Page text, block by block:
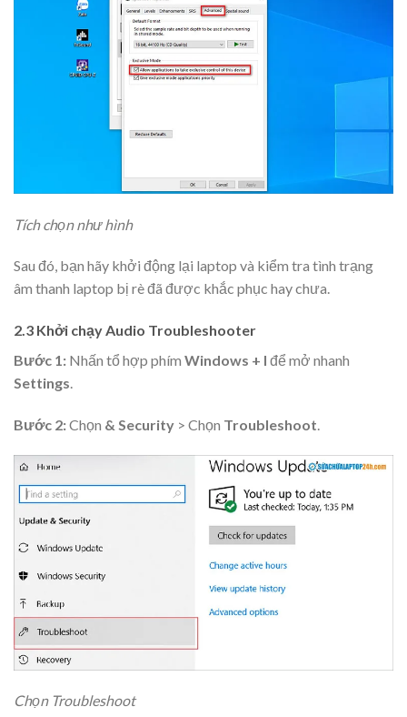
Tích chọn như hình
Sau đó, bạn hãy khởi động lại laptop và kiểm tra tình trạng
âm thanh laptop bị rè đã được khắc phục hay chưa.
2.3 Khởi chạy Audio Troubleshooter
Bước 1: Nhấn tổ hợp phím Windows + I để mở nhanh
Settings.
Bước 2:Chọn & Security > Chọn Troubleshoot.
Chọn Troubleshoot